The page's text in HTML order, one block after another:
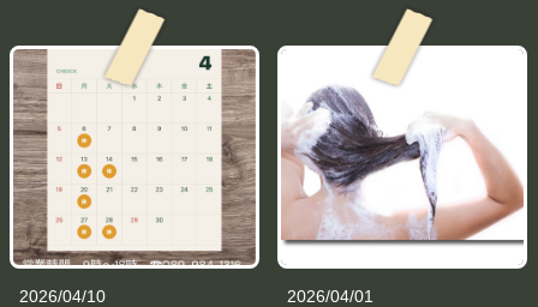
2026/04/10
2026/04/01